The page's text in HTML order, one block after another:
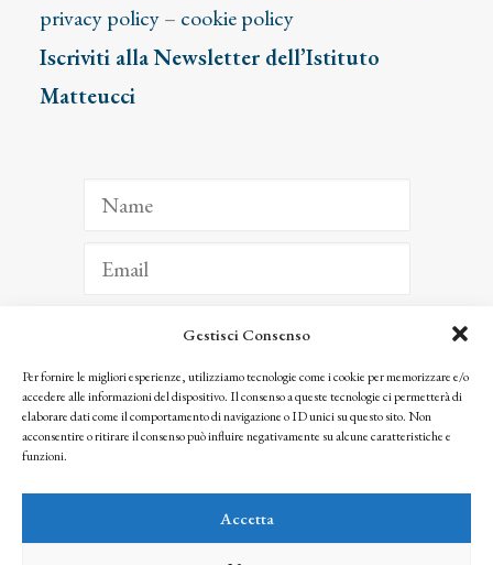
Gestisci Consenso
Per fornire le migliori esperienze, utilizziamo tecnologie come i cookie per memorizzare e/o
accedere alle informazioni del dispositivo. Il consenso a queste tecnologie ci permetterà di
elaborare dati come il comportamento di navigazione o ID unici su questo sito. Non
acconsentire o ritirare il consenso può influire negativamente su alcune caratteristiche e
funzioni.
Accetta
privacy policy– cookie policy
Iscriviti alla Newsletter dell’Istituto
Matteucci
ISCRIVITI
Facendo clic per iscriverti, riconosci che le tue informazioni saranno trattate
seguendo la nostra Privacy Policy
© 2025 Istituto Matteucci. All right reserved
l’autorizzazione scritta dei proprietari dei diritti e dell’Istituto Matteucci